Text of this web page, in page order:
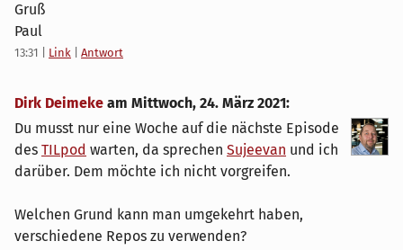
Gruß
Paul
13:31 Link Antwort
Dirk Deimeke am Mittwoch, 24. März 2021:
Du musst nur eine Woche auf die nächste Episode
des TILpod warten, da sprechen Sujeevan und ich
darüber. Dem möchte ich nicht vorgreifen.
Welchen Grund kann man umgekehrt haben,
verschiedene Repos zu verwenden?